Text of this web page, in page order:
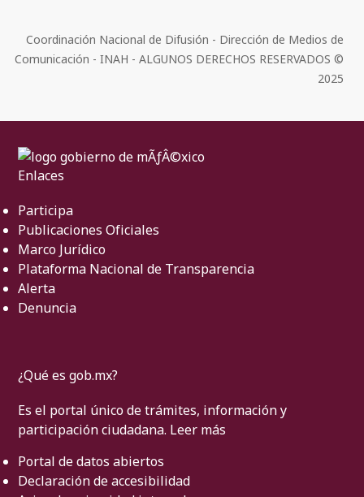
Coordinación Nacional de Difusión - Dirección de Medios de
Comunicación - INAH - ALGUNOS DERECHOS RESERVADOS ©
2025
Enlaces
Participa
Publicaciones Oficiales
Marco Jurídico
Plataforma Nacional de Transparencia
Alerta
Denuncia
¿Qué es gob.mx?
Es el portal único de trámites, información y
participación ciudadana. Leer más
Portal de datos abiertos
Declaración de accesibilidad